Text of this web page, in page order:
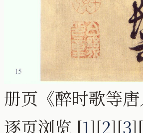
册页《醉时歌等
逐页浏览 [1][2][3][